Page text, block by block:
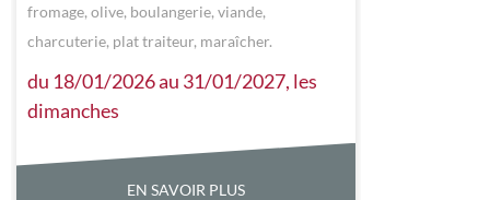
fromage, olive, boulangerie, viande,
charcuterie, plat traiteur, maraîcher.
du 18/01/2026 au 31/01/2027, les
dimanches
EN SAVOIR PLUS